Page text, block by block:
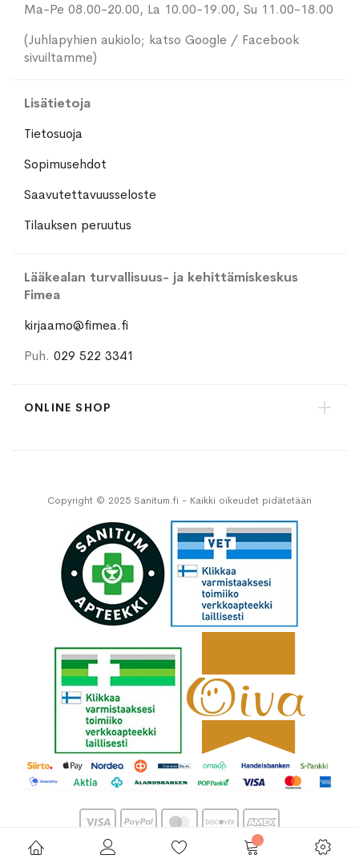
Ma-Pe 08.00-20.00, La 10.00-19.00, Su 11.00-18.00
(Juhlapyhien aukiolo; katso Google / Facebook
sivuiltamme)
Lisätietoja
Tietosuoja
Sopimusehdot
Saavutettavuusseloste
Tilauksen peruutus
Lääkealan turvallisuus- ja kehittämiskeskus
Fimea
kirjaamo@fimea.fi
Puh. 029 522 3341
ONLINE SHOP
Copyright © 2025 Sanitum.fi - Kaikki oikeudet pidätetään